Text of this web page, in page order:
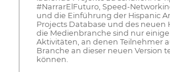
#NarrarElFuturo, Speed-
und die Einführung der Hispanic
Projects Database und des neuen
die Medienbranche sind nur
Aktivitäten, an denen Teilnehmer
Branche an dieser neuen Version
können.